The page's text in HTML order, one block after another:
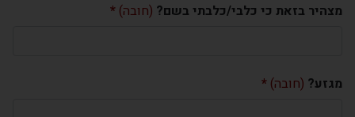
מצהיר בזאת כי כלבי/כלבתי בשם? (חובה)
מגזע? (חובה)